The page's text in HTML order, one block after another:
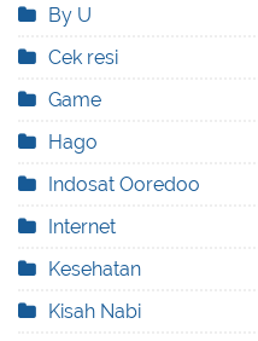
By U
Cek resi
Game
Hago
Indosat Ooredoo
Internet
Kesehatan
Kisah Nabi